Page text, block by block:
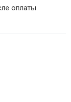
оплаты